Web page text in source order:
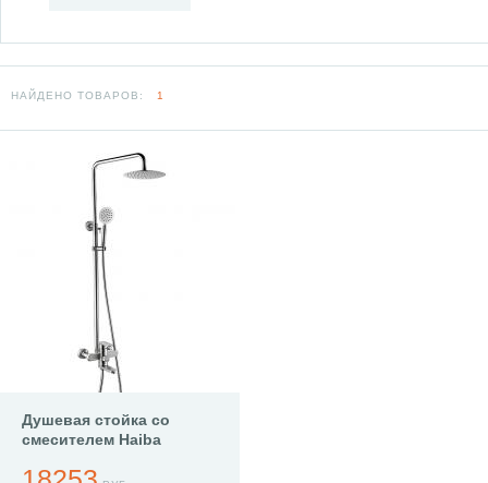
НАЙДЕНО ТОВАРОВ: 1
Душевая стойка со
смесителем Haiba